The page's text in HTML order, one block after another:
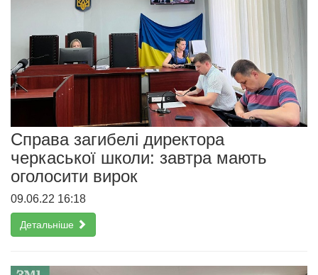
Справа загибелі директора
черкаської школи: завтра мають
оголосити вирок
09.06.22 16:18
Детальніше